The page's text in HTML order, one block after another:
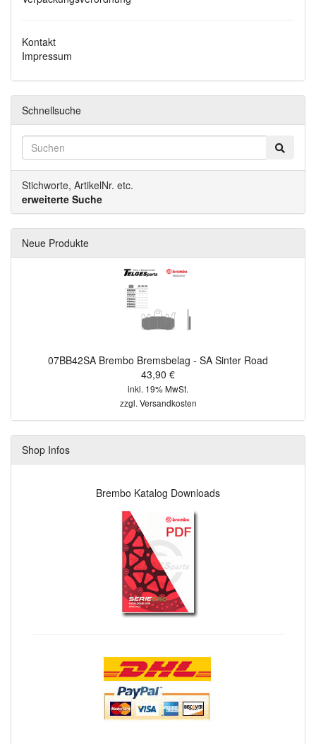
Kontakt
Impressum
Schnellsuche
Stichworte, ArtikelNr. etc.
erweiterte Suche
Neue Produkte
07BB42SA Brembo Bremsbelag - SA Sinter Road
43,90 €
inkl. 19% MwSt.
zzgl. Versandkosten
Shop Infos
Brembo Katalog Downloads